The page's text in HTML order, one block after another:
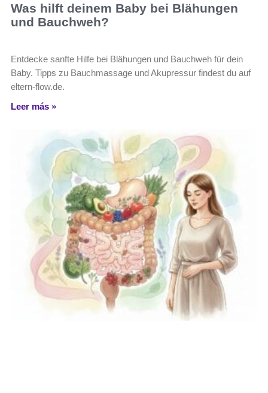
Was hilft deinem Baby bei Blähungen
und Bauchweh?
Entdecke sanfte Hilfe bei Blähungen und Bauchweh für dein
Baby. Tipps zu Bauchmassage und Akupressur findest du auf
eltern-flow.de.
Leer más »